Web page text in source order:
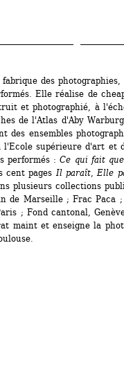
des photographies,
Elle réalise de
et photographié, à
de l'Atlas d'Aby
des ensembles
supérieure d'art et
performés : Ce qui fait
cent pages Il paraît, Elle
plusieurs collections
de Marseille ; Frac Paca
; Fond cantonal,
maint et enseigne la